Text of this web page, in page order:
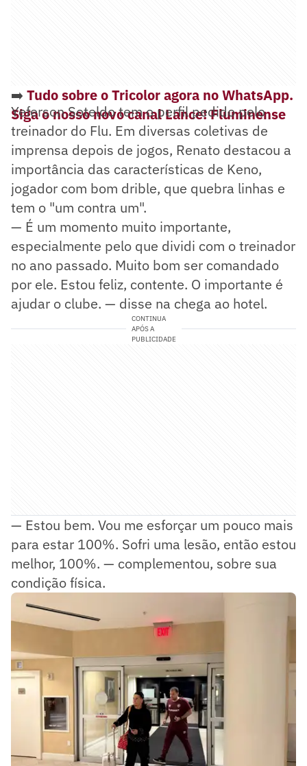
➡️ Tudo sobre o Tricolor agora no WhatsApp.
Siga o nosso novo canal Lance! Fluminense
Yeferson Soteldo tem o perfil pedido pelo
treinador do Flu. Em diversas coletivas de
imprensa depois de jogos, Renato destacou a
importância das características de Keno,
jogador com bom drible, que quebra linhas e
tem o "um contra um".
— É um momento muito importante,
especialmente pelo que dividi com o treinador
no ano passado. Muito bom ser comandado
por ele. Estou feliz, contente. O importante é
ajudar o clube. — disse na chega ao hotel.
CONTINUA
APÓS A
PUBLICIDADE
— Estou bem. Vou me esforçar um pouco mais
para estar 100%. Sofri uma lesão, então estou
melhor, 100%. — complementou, sobre sua
condição física.